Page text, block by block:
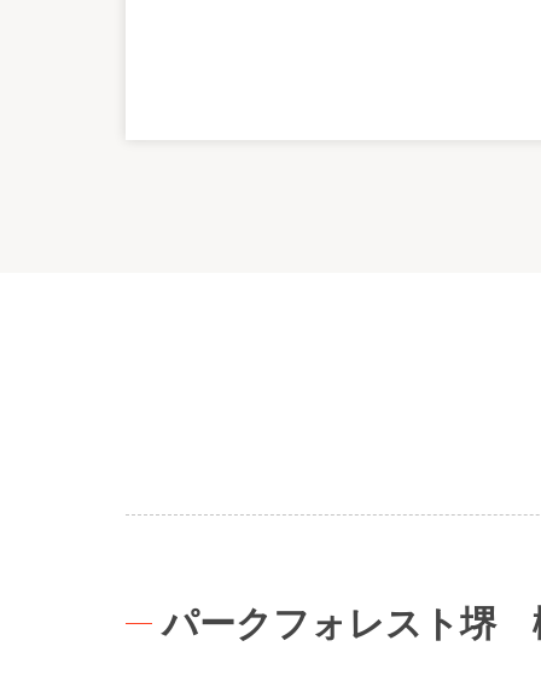
パークフォレスト堺